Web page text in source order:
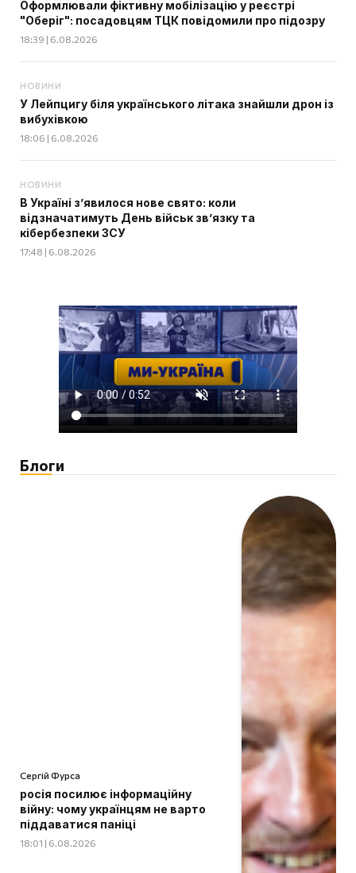
Оформлювали фіктивну мобілізацію у реєстрі
"Оберіг": посадовцям ТЦК повідомили про підозру
18:39 | 6.08.2026
НОВИНИ
У Лейпцигу біля українського літака знайшли дрон із
вибухівкою
18:06 | 6.08.2026
НОВИНИ
В Україні з’явилося нове свято: коли
відзначатимуть День військ зв’язку та
кібербезпеки ЗСУ
17:48 | 6.08.2026
Блоги
Сергій Фурса
росія посилює інформаційну
війну: чому українцям не варто
піддаватися паніці
18:01 | 6.08.2026